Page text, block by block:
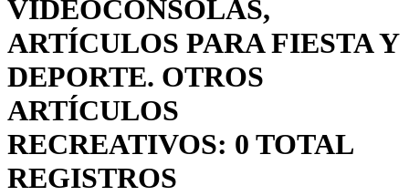
VIDEOCONSOLAS,
ARTÍCULOS PARA FIESTA Y
DEPORTE. OTROS
ARTÍCULOS
RECREATIVOS: 0 TOTAL
REGISTROS